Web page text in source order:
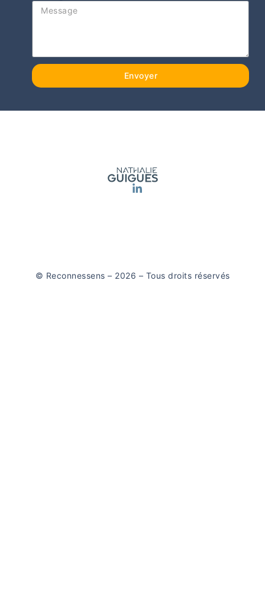
Envoyer
© Reconnessens – 2026 – Tous droits réservés